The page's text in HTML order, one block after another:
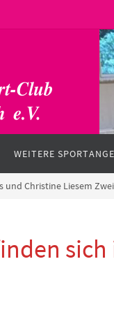
WEITERE
und Christine Liesem